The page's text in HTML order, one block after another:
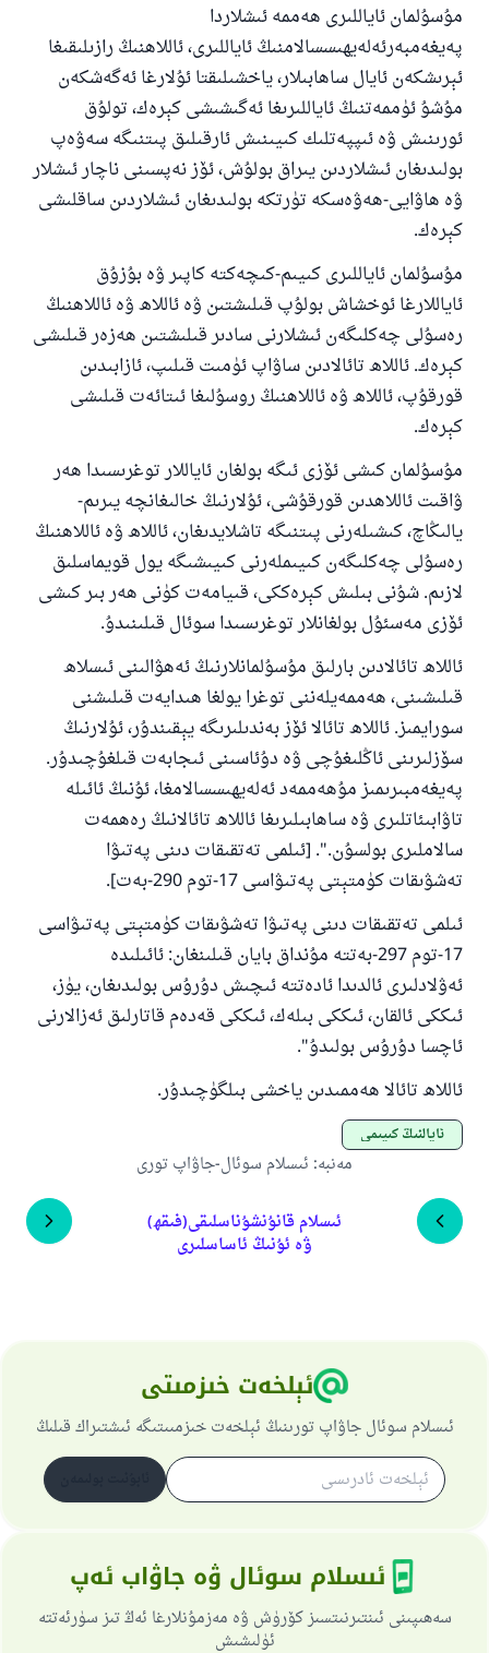
مۇسۇلمان ئاياللىرى ھەممە ئىشلاردا
پەيغەمبەرئەلەيھىسسالامنىڭ ئاياللىرى، ئاللاھنىڭ رازىلىقىغا
ئېرىشكەن ئايال ساھابىلار، ياخشىلىقتا ئۇلارغا ئەگەشكەن
مۇشۇ ئۈممەتنىڭ ئاياللىرىغا ئەگىشىشى كېرەك، تولۇق
ئورىنىش ۋە ئىپپەتلىك كىيىنىش ئارقىلىق پىتنىگە سەۋەپ
بولىدىغان ئىشلاردىن يىراق بولۇش، ئۆز نەپسىنى ناچار ئىشلار
ۋە ھاۋايى-ھەۋەسكە تۈرتكە بولىدىغان ئىشلاردىن ساقلىشى
كېرەك.
مۇسۇلمان ئاياللىرى كىيىم-كىچەكتە كاپىر ۋە بۇزۇق
ئاياللارغا ئوخشاش بولۇپ قىلىشتىن ۋە ئاللاھ ۋە ئاللاھنىڭ
رەسۇلى چەكلىگەن ئىشلارنى سادىر قىلىشتىن ھەزەر قىلىشى
كېرەك. ئاللاھ تائالادىن ساۋاپ ئۈمىت قىلىپ، ئازابىدىن
قورقۇپ، ئاللاھ ۋە ئاللاھنىڭ روسۇلىغا ئىتائەت قىلىشى
كېرەك.
مۇسۇلمان كىشى ئۆزى ئىگە بولغان ئاياللار توغرىسىدا ھەر
ۋاقىت ئاللاھدىن قورقۇشى، ئۇلارنىڭ خالىغانچە يىرىم-
يالىڭاچ، كىشىلەرنى پىتنىگە تاشلايدىغان، ئاللاھ ۋە ئاللاھنىڭ
رەسۇلى چەكلىگەن كىيىملەرنى كىيىشىگە يول قويماسلىق
لازىم. شۇنى بىلىش كېرەككى، قىيامەت كۈنى ھەر بىر كىشى
ئۆزى مەسئۇل بولغانلار توغرىسىدا سوئال قىلىنىدۇ.
ئاللاھ تائالادىن بارلىق مۇسۇلمانلارنىڭ ئەھۋالىنى ئىسلاھ
قىلىشىنى، ھەممەيلەننى توغرا يولغا ھىدايەت قىلىشنى
سورايمىز. ئاللاھ تائالا ئۆز بەندىلىرىگە يېقىندۇر، ئۇلارنىڭ
سۆزلىرىنى ئاڭلىغۇچى ۋە دۇئاسىنى ئىجابەت قىلغۇچىدۇر.
پەيغەمبىرىمىز مۇھەممەد ئەلەيھىسسالامغا، ئۇنىڭ ئائىلە
تاۋابىئاتلىرى ۋە ساھابىلىرىغا ئاللاھ تائالانىڭ رەھمەت
سالاملىرى بولسۇن.". [ئىلمى تەتقىقات دىنى پەتىۋا
تەشۋىقات كۈمتېتى پەتىۋاسى 17-توم 290-بەت].
ئىلمى تەتقىقات دىنى پەتىۋا تەشۋىقات كۈمتېتى پەتىۋاسى
17-توم 297-بەتتە مۇنداق بايان قىلىنغان: ئائىلىدە
ئەۋلادلىرى ئالدىدا ئادەتتە ئىچىش دۇرۇس بولىدىغان، يۈز،
ئىككى ئالقان، ئىككى بىلەك، ئىككى قەدەم قاتارلىق ئەزالارنى
ئاچسا دۇرۇس بولىدۇ".
ئاللاھ تائالا ھەممىدىن ياخشى بىلگۈچىدۇر.
ئايالنىڭ كىيىمى
مەنبە: ئىسلام سوئال-جاۋاپ تورى
ئىسلام قانۇنشۇناسلىقى(فىقھ)
ۋە ئۇنىڭ ئاساسلىرى
ئېلخەت خىزمىتى
ئىسلام سوئال جاۋاپ تورىنىڭ ئېلخەت خىزمىىتىگە ئىشتىراك قىلىڭ
ئىسلام سوئال ۋە جاۋاب ئەپ
سەھىپىنى ئىنتىرنىتسىز كۆرۈش ۋە مەزمۇنلارغا ئەڭ تىز سۈرئەتتە
ئۈلىشىش